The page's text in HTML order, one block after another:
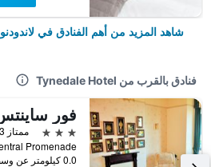
شاهد المزيد من أهم الفنادق في لاندودنو
فنادق بالقرب من Tynedale Hotel
3 نجوم
ممتاز 8.3
0.0 كيلومتر عن وسط المدينة